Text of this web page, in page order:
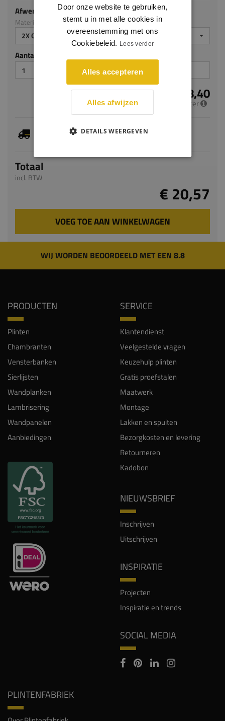
Afwerking
Materiaal: Meranti
2X GEGROND
Aantal stuks
€ 8,40
per meter
Dit artikel is voorradig, de verwachte levertijd
bedraagt 1-3 werkdagen
Totaal
incl. BTW
€ 20,57
VOEG TOE AAN WINKELWAGEN
WIJ WORDEN BEOORDEELD MET EEN 8.8
PRODUCTEN
Plinten
Chambranten
Vensterbanken
Sierlijsten
Wandplanken
Lambrisering
Wandpanelen
Aanbiedingen
SERVICE
Klantendienst
Veelgestelde vragen
Keuzehulp plinten
Gratis proefstalen
Maatwerk
Montage
Lakken en spuiten
Bezorgkosten en levering
Retourneren
Kadobon
NIEUWSBRIEF
Inschrijven
Uitschrijven
INSPIRATIE
Projecten
Inspiratie en trends
SOCIAL MEDIA
PLINTENFABRIEK
Door onze website te gebruiken,
stemt u in met alle cookies in
overeenstemming met ons
Cookiebeleid. Lees verder
Alles accepteren
Alles afwijzen
DETAILS WEERGEVEN